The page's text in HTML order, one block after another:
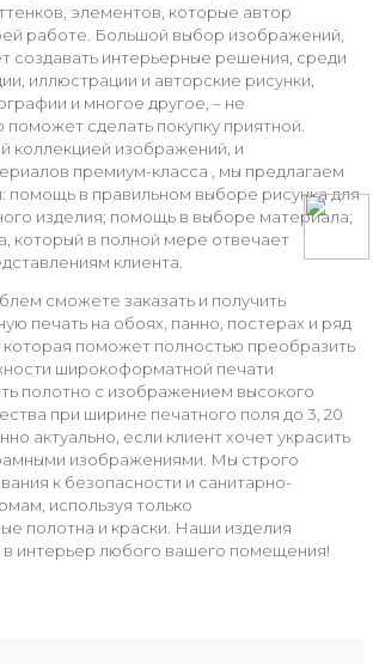
элементов, которые автор
работе. Большой выбор изображений,
создавать интерьерные решения, среди
иллюстрации и авторские рисунки,
и многое другое, – не
поможет сделать покупку приятной.
коллекцией изображений, и
премиум-класса , мы предлагаем
помощь в правильном выборе рисунка для
изделия; помощь в выборе материала;
который в полной мере отвечает
клиента.
сможете заказать и получить
печать на обоях, панно, постерах и ряд
которая поможет полностью преобразить
широкоформатной печати
полотно с изображением высокого
при ширине печатного поля до 3, 20
актуально, если клиент хочет украсить
изображениями. Мы строго
к безопасности и санитарно-
используя только
полотна и краски. Наши изделия
в интерьер любого вашего помещения!